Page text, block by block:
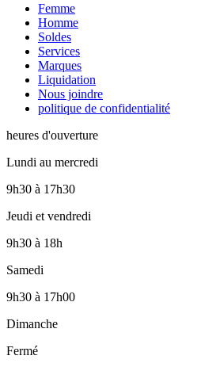
Femme
Homme
Soldes
Services
Marques
Liquidation
Nous joindre
politique de confidentialité
heures d'ouverture
Lundi au mercredi
9h30 à 17h30
Jeudi et vendredi
9h30 à 18h
Samedi
9h30 à 17h00
Dimanche
Fermé